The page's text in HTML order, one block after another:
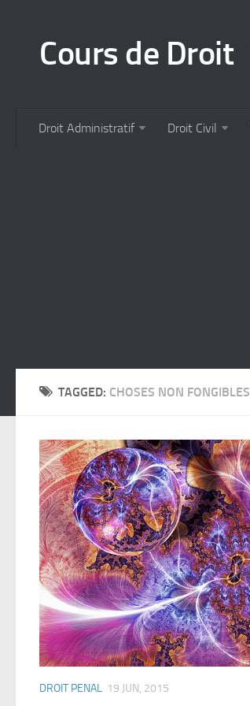
Cours de Droit
Droit Administratif Droit Civil
TAGGED: CHOSES NON FONGIBLES
DROIT PENAL 19 JUN, 2015